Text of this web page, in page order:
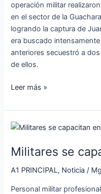
operación militar
en el sector de la
logrando la captura de
era buscado
anteriores secuestró a
de ellos.
Leer más »
Militares se
A1 PRINCIPAL, Noticia /
Personal militar
Militares
capacitan
Cuenca